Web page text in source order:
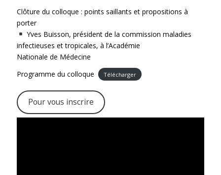
Clôture du colloque : points saillants et propositions à
porter
Yves Buisson, président de la commission maladies
infectieuses et tropicales, à l’Académie
Nationale de Médecine
Programme du colloque
Télécharger
Pour vous inscrire